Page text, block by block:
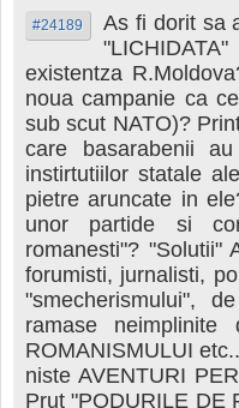
#24189
As fi dorit sa
existentza
noua campanie ca
sub scut NATO)?
care basarabenii
instirtutiilor statale
pietre aruncate in
unor partide si
romanesti"? "Solutii"
forumisti, jurnalisti,
"smecherismului",
ramase
ROMANISMULUI
niste AVENTURI
Prut "PODURILE DE